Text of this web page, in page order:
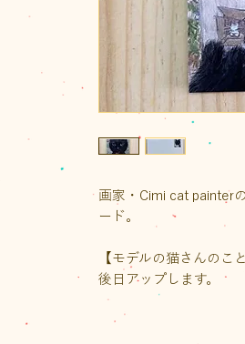
画家・Cimi cat painter
ード。
【モデルの猫さんのこと
後日アップします。